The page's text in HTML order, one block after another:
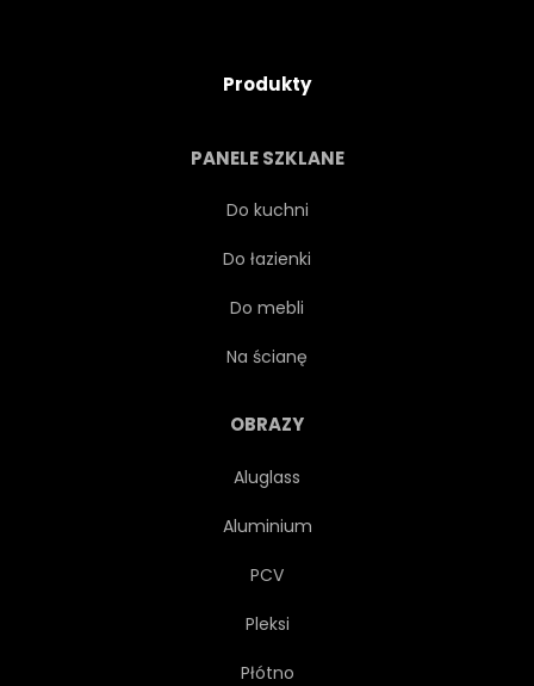
Produkty
PANELE SZKLANE
Do kuchni
Do łazienki
Do mebli
Na ścianę
OBRAZY
Aluglass
Aluminium
PCV
Pleksi
Płótno